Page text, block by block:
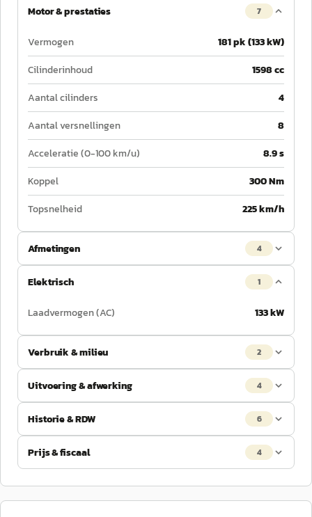
Motor & prestaties 7
Vermogen
181 pk (133 kW)
Cilinderinhoud
1598 cc
Aantal cilinders
4
Aantal versnellingen
8
Acceleratie (0-100 km/u)
8.9 s
Koppel
300 Nm
Topsnelheid
225 km/h
Afmetingen 4
Elektrisch 1
Laadvermogen (AC) 133 kW
Verbruik & milieu 2
Uitvoering & afwerking 4
Historie & RDW 6
Prijs & fiscaal 4